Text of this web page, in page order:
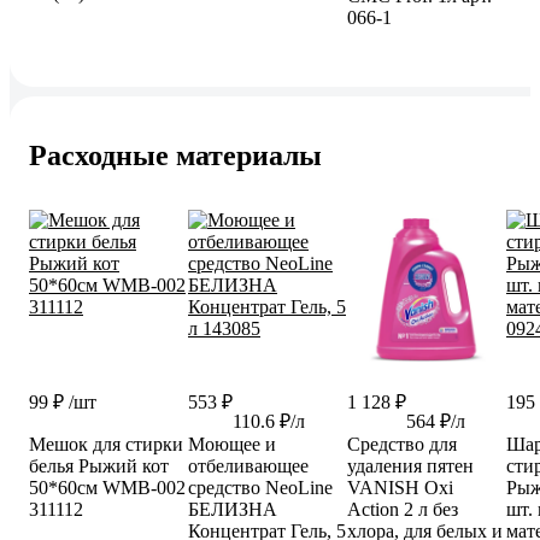
066-1
Расходные материалы
99 ₽ /шт
Мешок для стирки
белья Рыжий кот
50*60см WMB-002
311112
553 ₽
110.6 ₽/л
Моющее и
отбеливающее
средство NeoLine
БЕЛИЗНА
Концентрат Гель, 5
1 128 ₽
564 ₽/л
Средство для
удаления пятен
VANISH Oxi
Action 2 л без
хлора, для белых и
195
шт.